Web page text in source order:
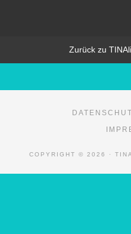
Zurück zu
COPYRIGHT © 2026 ·